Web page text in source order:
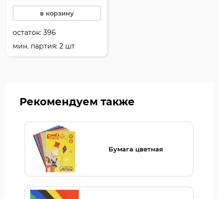
в корзину
остаток:396
мин. партия: 2 шт
Рекомендуем также
Бумага цветная